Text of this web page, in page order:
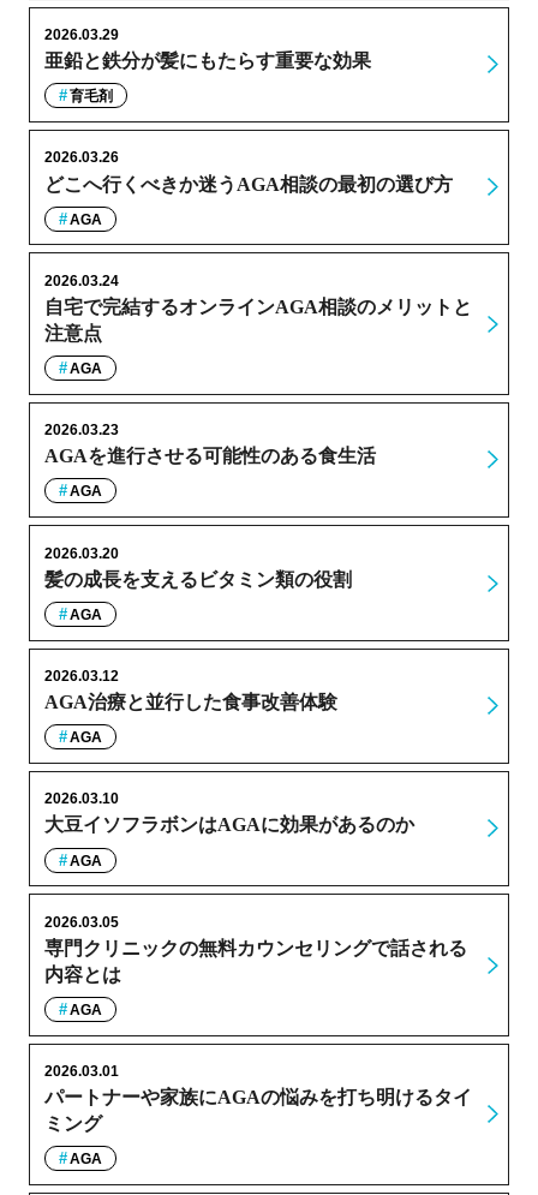
亜鉛と鉄分が髪にもたらす重要な効果
2026.03.29
育毛剤
どこへ行くべきか迷うAGA相談の最初の選び方
2026.03.26
AGA
自宅で完結するオンラインAGA相談のメリットと
注意点
2026.03.24
AGA
AGAを進行させる可能性のある食生活
2026.03.23
AGA
髪の成長を支えるビタミン類の役割
2026.03.20
AGA
AGA治療と並行した食事改善体験
2026.03.12
AGA
大豆イソフラボンはAGAに効果があるのか
2026.03.10
AGA
専門クリニックの無料カウンセリングで話される
内容とは
2026.03.05
AGA
パートナーや家族にAGAの悩みを打ち明けるタイ
ミング
2026.03.01
AGA